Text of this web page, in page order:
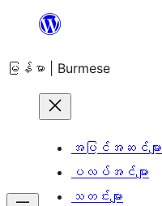
အကြောင်းအရာ
ကျော်သွား
မြန်မာ | Burmese
အပြင်အဆင်များ
ပလပ်အင်များ
သတင်းများ